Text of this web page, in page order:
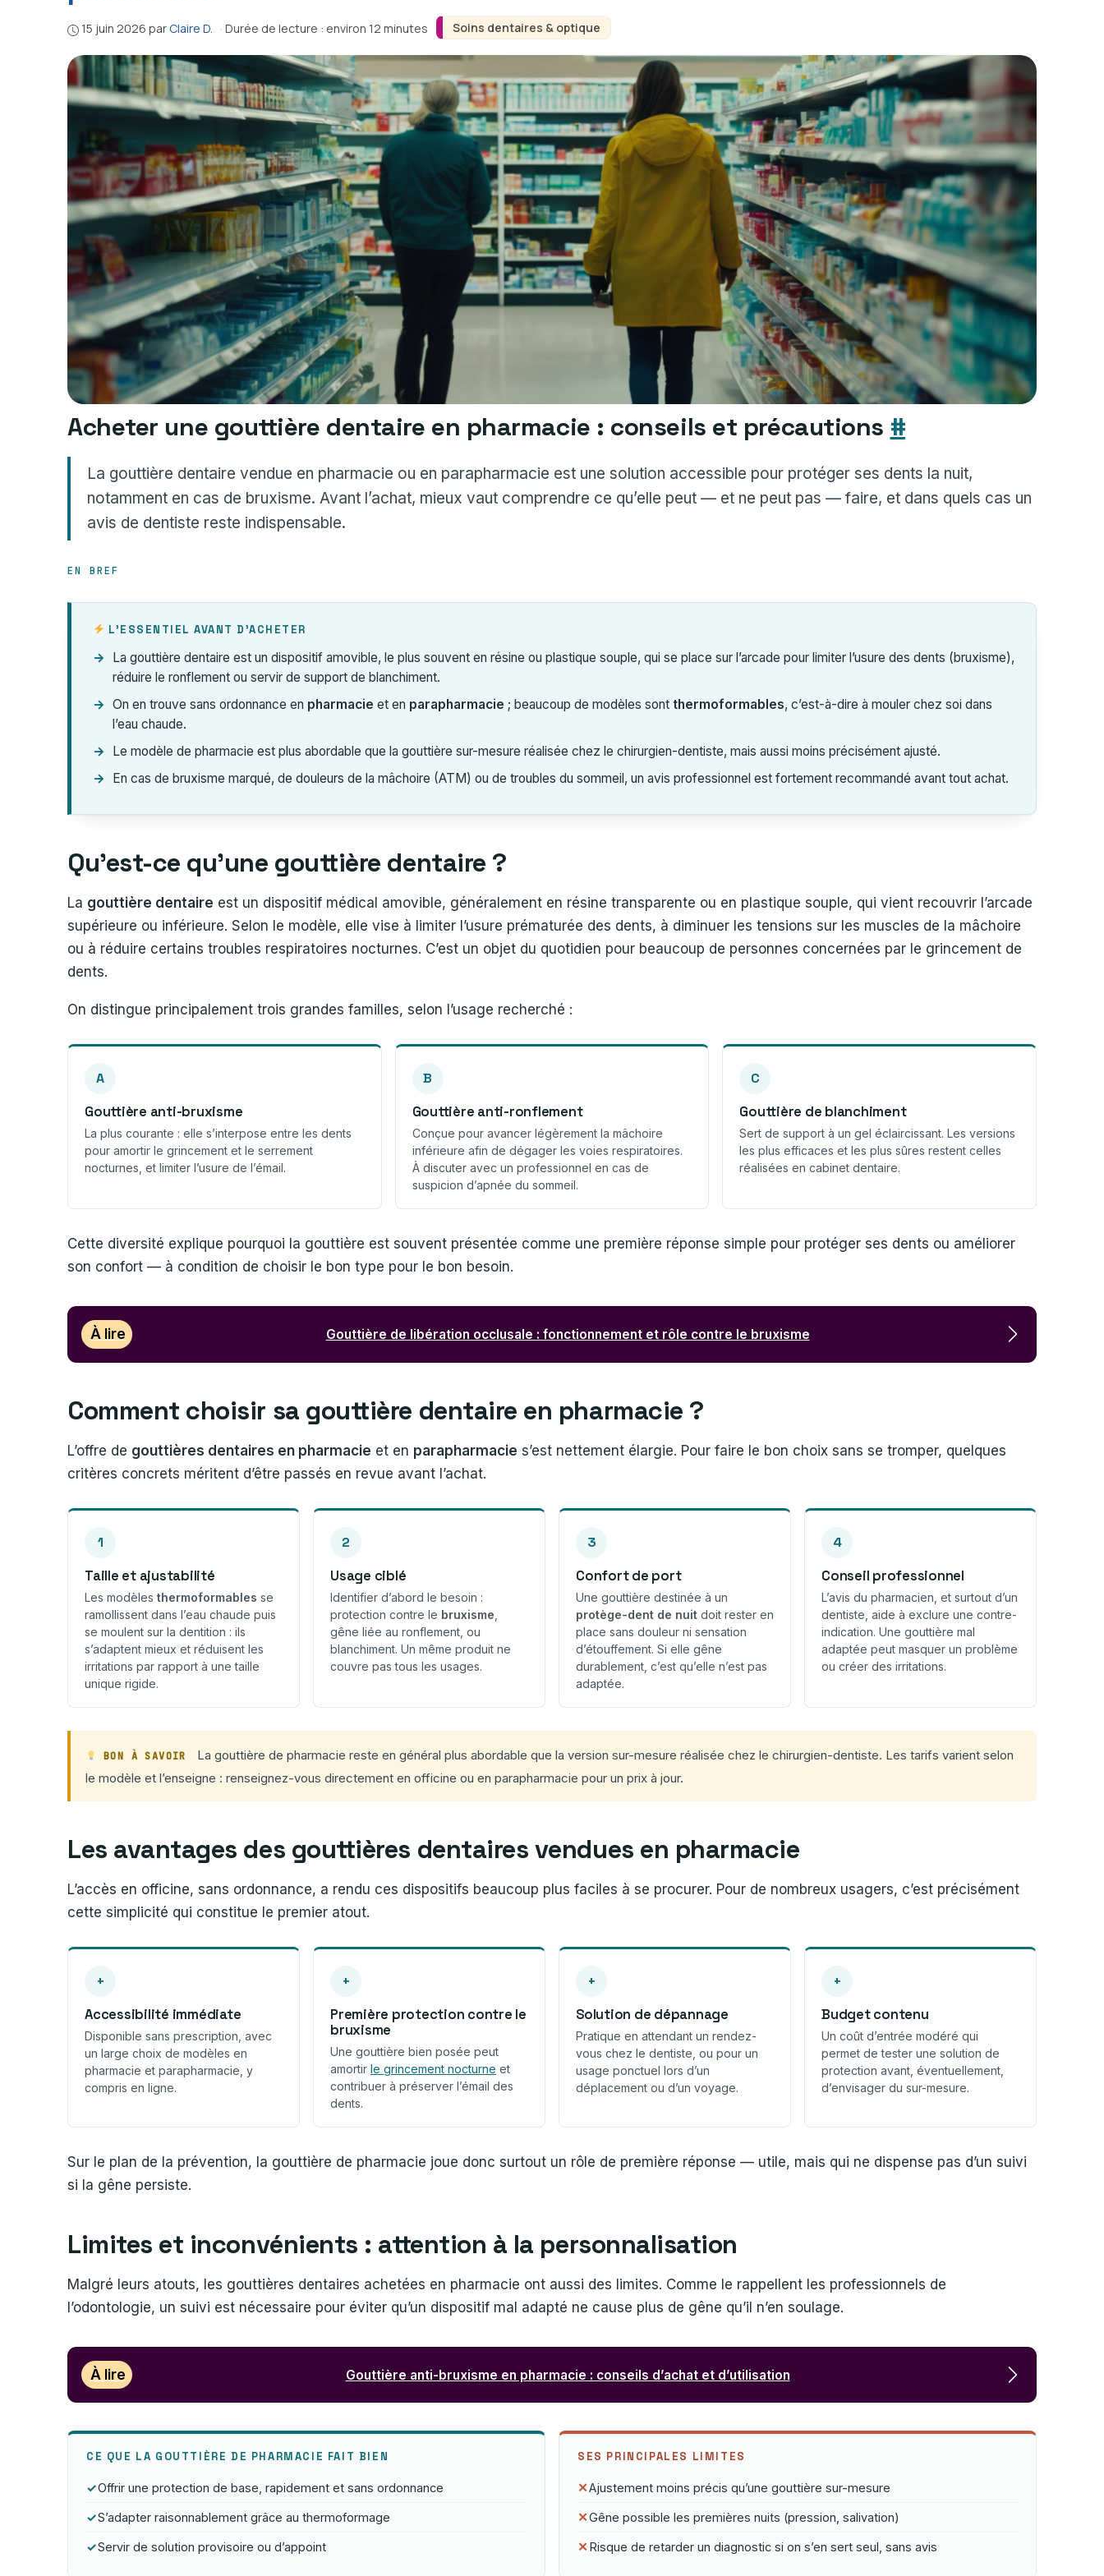
Soins dentaires & optique
15 juin 2026 par Claire D. · Durée de lecture : environ 12 minutes
Acheter une gouttière dentaire en pharmacie : conseils et précautions #
La gouttière dentaire vendue en pharmacie ou en parapharmacie est une solution accessible pour protéger ses dents la nuit,
notamment en cas de bruxisme. Avant l’achat, mieux vaut comprendre ce qu’elle peut — et ne peut pas — faire, et dans quels cas un
avis de dentiste reste indispensable.
EN BREF
L’ESSENTIEL AVANT D’ACHETER
La gouttière dentaire est un dispositif amovible, le plus souvent en résine ou plastique souple, qui se place sur l’arcade pour limiter l’usure des dents (bruxisme),
réduire le ronflement ou servir de support de blanchiment.
On en trouve sans ordonnance en pharmacie et en parapharmacie ; beaucoup de modèles sont thermoformables, c’est-à-dire à mouler chez soi dans
l’eau chaude.
Le modèle de pharmacie est plus abordable que la gouttière sur-mesure réalisée chez le chirurgien-dentiste, mais aussi moins précisément ajusté.
En cas de bruxisme marqué, de douleurs de la mâchoire (ATM) ou de troubles du sommeil, un avis professionnel est fortement recommandé avant tout achat.
Qu’est-ce qu’une gouttière dentaire ?
La gouttière dentaire est un dispositif médical amovible, généralement en résine transparente ou en plastique souple, qui vient recouvrir l’arcade
supérieure ou inférieure. Selon le modèle, elle vise à limiter l’usure prématurée des dents, à diminuer les tensions sur les muscles de la mâchoire
ou à réduire certains troubles respiratoires nocturnes. C’est un objet du quotidien pour beaucoup de personnes concernées par le grincement de
dents.
On distingue principalement trois grandes familles, selon l’usage recherché :
A
Gouttière anti-bruxisme
La plus courante : elle s’interpose entre les dents
pour amortir le grincement et le serrement
nocturnes, et limiter l’usure de l’émail.
B
Gouttière anti-ronflement
Conçue pour avancer légèrement la mâchoire
inférieure afin de dégager les voies respiratoires.
À discuter avec un professionnel en cas de
suspicion d’apnée du sommeil.
C
Gouttière de blanchiment
Sert de support à un gel éclaircissant. Les versions
les plus efficaces et les plus sûres restent celles
réalisées en cabinet dentaire.
Cette diversité explique pourquoi la gouttière est souvent présentée comme une première réponse simple pour protéger ses dents ou améliorer
son confort — à condition de choisir le bon type pour le bon besoin.
À lire Gouttière de libération occlusale : fonctionnement et rôle contre le bruxisme
Comment choisir sa gouttière dentaire en pharmacie ?
L’offre de gouttières dentaires en pharmacie et en parapharmacie s’est nettement élargie. Pour faire le bon choix sans se tromper, quelques
critères concrets méritent d’être passés en revue avant l’achat.
1
Taille et ajustabilité
Les modèles thermoformables se
ramollissent dans l’eau chaude puis
se moulent sur la dentition : ils
s’adaptent mieux et réduisent les
irritations par rapport à une taille
unique rigide.
2
Usage ciblé
Identifier d’abord le besoin :
protection contre le bruxisme
gêne liée au ronflement, ou
blanchiment. Un même produit ne
couvre pas tous les usages.
3
Confort de port
Une gouttière destinée à un
protège-dent de nuit doit rester en
place sans douleur ni sensation
d’étouffement. Si elle gêne
durablement, c’est qu’elle n’est pas
adaptée.
4
Conseil professionnel
L’avis du pharmacien, et surtout d’un
dentiste, aide à exclure une contre-
indication. Une gouttière mal
adaptée peut masquer un problème
ou créer des irritations.
BON À SAVOIR
La gouttière de pharmacie reste en général plus abordable que la version sur-mesure réalisée chez le chirurgien-dentiste. Les tarifs varient selon
le modèle et l’enseigne : renseignez-vous directement en officine ou en parapharmacie pour un prix à jour.
Les avantages des gouttières dentaires vendues en pharmacie
L’accès en officine, sans ordonnance, a rendu ces dispositifs beaucoup plus faciles à se procurer. Pour de nombreux usagers, c’est précisément
cette simplicité qui constitue le premier atout.
+
Accessibilité immédiate
Disponible sans prescription, avec
un large choix de modèles en
pharmacie et parapharmacie, y
compris en ligne.
+
Première protection contre le
bruxisme
Une gouttière bien posée peut
amortir le grincement nocturne et
contribuer à préserver l’émail des
dents.
+
Solution de dépannage
Pratique en attendant un rendez-
vous chez le dentiste, ou pour un
usage ponctuel lors d’un
déplacement ou d’un voyage.
+
Budget contenu
Un coût d’entrée modéré qui
permet de tester une solution de
protection avant, éventuellement,
d’envisager du sur-mesure.
Sur le plan de la prévention, la gouttière de pharmacie joue donc surtout un rôle de première réponse — utile, mais qui ne dispense pas d’un suivi
si la gêne persiste.
Limites et inconvénients : attention à la personnalisation
Malgré leurs atouts, les gouttières dentaires achetées en pharmacie ont aussi des limites. Comme le rappellent les professionnels de
l’odontologie, un suivi est nécessaire pour éviter qu’un dispositif mal adapté ne cause plus de gêne qu’il n’en soulage.
À lire Gouttière anti-bruxisme en pharmacie : conseils d’achat et d’utilisation
CE QUE LA GOUTTIÈRE DE PHARMACIE FAIT BIEN
Offrir une protection de base, rapidement et sans ordonnance
S’adapter raisonnablement grâce au thermoformage
Servir de solution provisoire ou d’appoint
SES PRINCIPALES LIMITES
Ajustement moins précis qu’une gouttière sur-mesure
Gêne possible les premières nuits (pression, salivation)
Risque de retarder un diagnostic si on s’en sert seul, sans avis